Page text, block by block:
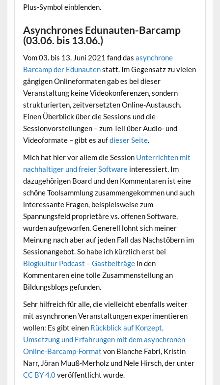
Plus-Symbol einblenden.
Asynchrones Edunauten-Barcamp
(03.06. bis 13.06.)
Vom 03. bis 13. Juni 2021 fand das asynchrone
Barcamp der Edunautenstatt. Im Gegensatz zu vielen
gängigen Onlineformaten gab es bei dieser
Veranstaltung keine Videokonferenzen, sondern
strukturierten, zeitversetzten Online-Austausch.
Einen Überblick über die Sessions und die
Sessionvorstellungen – zum Teil über Audio- und
Videoformate – gibt es aufdieser Seite.
Mich hat hier vor allem die Session Unterrichten mit
nachhaltiger und freier Softwareinteressiert. Im
dazugehörigen Board und den Kommentaren ist eine
schöne Toolsammlung zusammengekommen und auch
interessante Fragen, beispielsweise zum
Spannungsfeld proprietäre vs. offenen Software,
wurden aufgeworfen. Generell lohnt sich meiner
Meinung nach aber auf jeden Fall das Nachstöbern im
Sessionangebot. So habe ich kürzlich erst bei
Blogkultur Podcast – Gastbeiträgein den
Kommentaren eine tolle Zusammenstellung an
Bildungsblogs gefunden.
Sehr hilfreich für alle, die vielleicht ebenfalls weiter
mit asynchronen Veranstaltungen experimentieren
wollen: Es gibt einen Rückblick auf Konzept,
Umsetzung und Erfahrungen mit dem asynchronen
Online-Barcamp-Format von Blanche Fabri, Kristin
Narr, Jöran Muuß-Merholz und Nele Hirsch, der unter
CC BY 4.0veröffentlicht wurde.